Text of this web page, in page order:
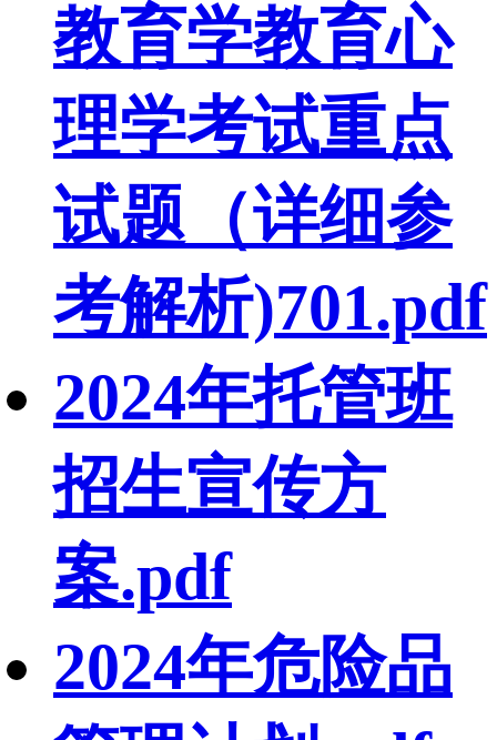
教育学教育心
理学考试重点
试题（详细参
考解析)701.pdf
2024年托管班
招生宣传方
案.pdf
2024年危险品